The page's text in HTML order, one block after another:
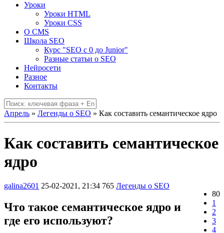
Уроки
Уроки HTML
Уроки CSS
О CMS
Школа SEO
Курс "SEO c 0 до Junior"
Разные статьи о SEO
Нейросети
Разное
Контакты
Апрель » Легенды о SEO » Как составить семантическое ядро
Как составить семантическое
ядро
galina2601 25-02-2021, 21:34 765 Легенды о SEO
80
1
2
3
4
Что такое семантическое ядро и
где его используют?